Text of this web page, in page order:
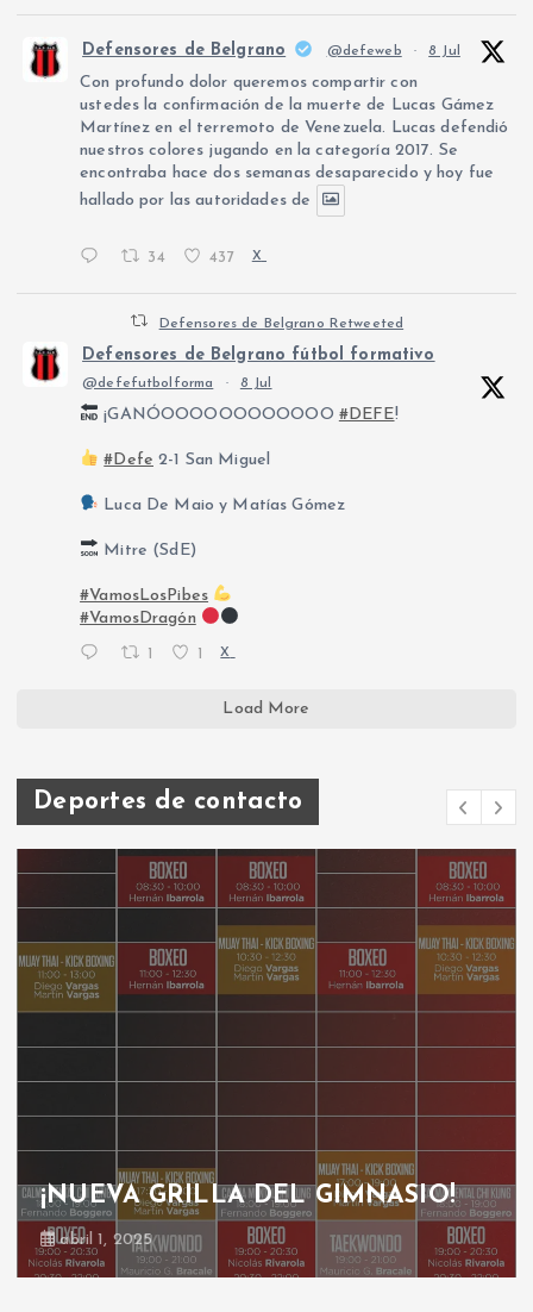
Defensores de Belgrano @defeweb · 8 Jul
Con profundo dolor queremos compartir con
ustedes la confirmación de la muerte de Lucas Gámez
Martínez en el terremoto de Venezuela. Lucas defendió
nuestros colores jugando en la categoría 2017. Se
encontraba hace dos semanas desaparecido y hoy fue
hallado por las autoridades de
34 437 X
Defensores de Belgrano Retweeted
Defensores de Belgrano fútbol formativo
@defefutbolforma · 8 Jul
¡GANÓOOOOOOOOOOOO #DEFE!
#Defe 2-1 San Miguel
Luca De Maio y Matías Gómez
Mitre (SdE)
#VamosLosPibes
#VamosDragón
1 1 X
Load More
Deportes de contacto
¡NUEVA GRILLA DEL GIMNASIO!
abril 1, 2025